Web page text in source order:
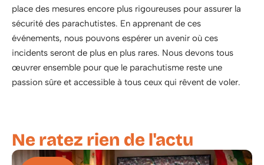
place des mesures encore plus rigoureuses pour assurer la
sécurité des parachutistes. En apprenant de ces
événements, nous pouvons espérer un avenir où ces
incidents seront de plus en plus rares. Nous devons tous
œuvrer ensemble pour que le parachutisme reste une
passion sûre et accessible à tous ceux qui rêvent de voler.
Ne ratez rien de l'actu